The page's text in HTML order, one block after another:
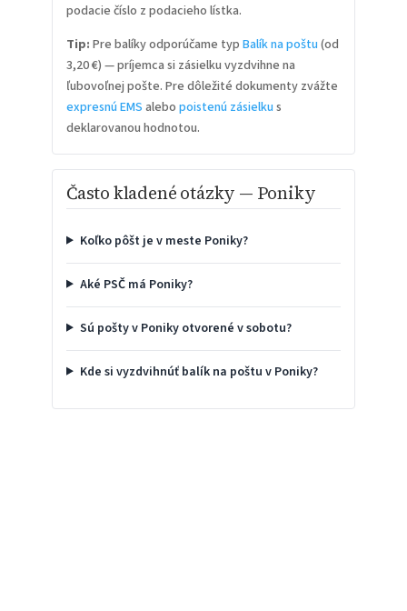
podacie číslo z podacieho lístka.
Tip: Pre balíky odporúčame typ Balík na poštu (od
3,20 €) — príjemca si zásielku vyzdvihne na
ľubovoľnej pošte. Pre dôležité dokumenty zvážte
expresnú EMS alebo poistenú zásielku s
deklarovanou hodnotou.
Často kladené otázky — Poniky
Koľko pôšt je v meste Poniky?
Aké PSČ má Poniky?
Sú pošty v Poniky otvorené v sobotu?
Kde si vyzdvihnúť balík na poštu v Poniky?